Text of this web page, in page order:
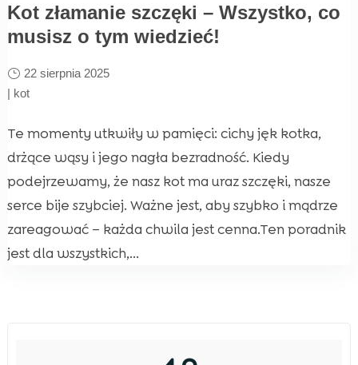
Kot złamanie szczęki – Wszystko, co
musisz o tym wiedzieć!
22 sierpnia 2025
| kot
Te momenty utkwiły w pamięci: cichy jęk kotka,
drżące wąsy i jego nagła bezradność. Kiedy
podejrzewamy, że nasz kot ma uraz szczęki, nasze
serce bije szybciej. Ważne jest, aby szybko i mądrze
zareagować – każda chwila jest cenna.Ten poradnik
jest dla wszystkich,...